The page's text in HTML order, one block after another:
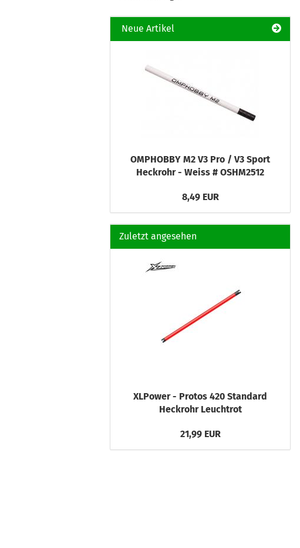
Neue Artikel
OMPHOBBY M2 V3 Pro / V3 Sport
Heckrohr - Weiss # OSHM2512
8,49 EUR
Zuletzt angesehen
XLPower - Protos 420 Standard
Heckrohr Leuchtrot
21,99 EUR